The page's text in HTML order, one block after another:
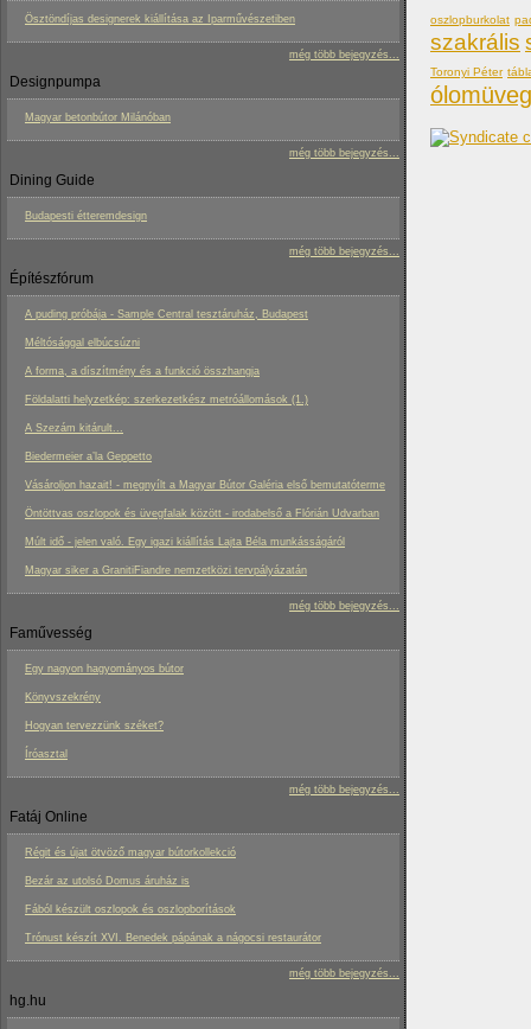
Ösztöndíjas designerek kiállítása az Iparművészetiben
még több bejegyzés...
Designpumpa
Magyar betonbútor Milánóban
még több bejegyzés...
Dining Guide
Budapesti étteremdesign
még több bejegyzés...
Építészfórum
A puding próbája - Sample Central tesztáruház, Budapest
Méltósággal elbúcsúzni
A forma, a díszítmény és a funkció összhangja
Földalatti helyzetkép: szerkezetkész metróállomások (1.)
A Szezám kitárult...
Biedermeier a’la Geppetto
Vásároljon hazait! - megnyílt a Magyar Bútor Galéria első bemutatóterme
Öntöttvas oszlopok és üvegfalak között - irodabelső a Flórián Udvarban
Múlt idő - jelen való. Egy igazi kiállítás Lajta Béla munkásságáról
Magyar siker a GranitiFiandre nemzetközi tervpályázatán
még több bejegyzés...
Faművesség
Egy nagyon hagyományos bútor
Könyvszekrény
Hogyan tervezzünk széket?
Íróasztal
még több bejegyzés...
Fatáj Online
Régit és újat ötvöző magyar bútorkollekció
Bezár az utolsó Domus áruház is
Fából készült oszlopok és oszlopborítások
Trónust készít XVI. Benedek pápának a nágocsi restaurátor
még több bejegyzés...
hg.hu
oszlopburkolat
szakrális
Toronyi Péter
ólomüveg